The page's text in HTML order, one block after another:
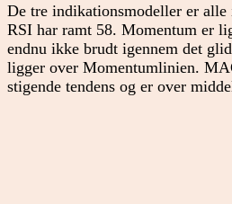
De tre indikationsmodeller er alle
RSI har ramt 58. Momentum er
endnu ikke brudt igennem det
ligger over Momentumlinien.
stigende tendens og er over